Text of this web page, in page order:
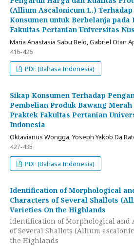
(Allium Ascalonicum L.) Terhadap
Konsumen untuk Berbelanja pada
Fakultas Pertanian Universitas
Maria Anastasia Sabu Belo, Gabriel Otan
416-426
PDF (Bahasa Indonesia)
Sikap Konsumen Terhadap
Pembelian Produk Bawang
Praktek Fakultas Pertanian
Indonesia
Oktavianus Wongga, Yoseph Yakob Da
427-435
PDF (Bahasa Indonesia)
Identification of Morphological
Characters of Several Shallots
Varieties On the Highlands
Identification of Morphological and
of Several Shallots (Allium
the Highlands